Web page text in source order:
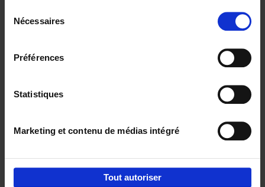
Nécessaires
Préférences
Statistiques
Marketing et contenu de médias intégré
Tout autoriser
Digital marketing like a PRO -
completely revised edition (EN)